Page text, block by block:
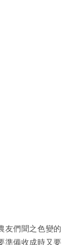
友們聞之色變的
準備收成時又要